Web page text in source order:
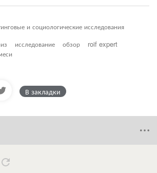
и социологические исследования
исследование обзор
roif expert
В закладки